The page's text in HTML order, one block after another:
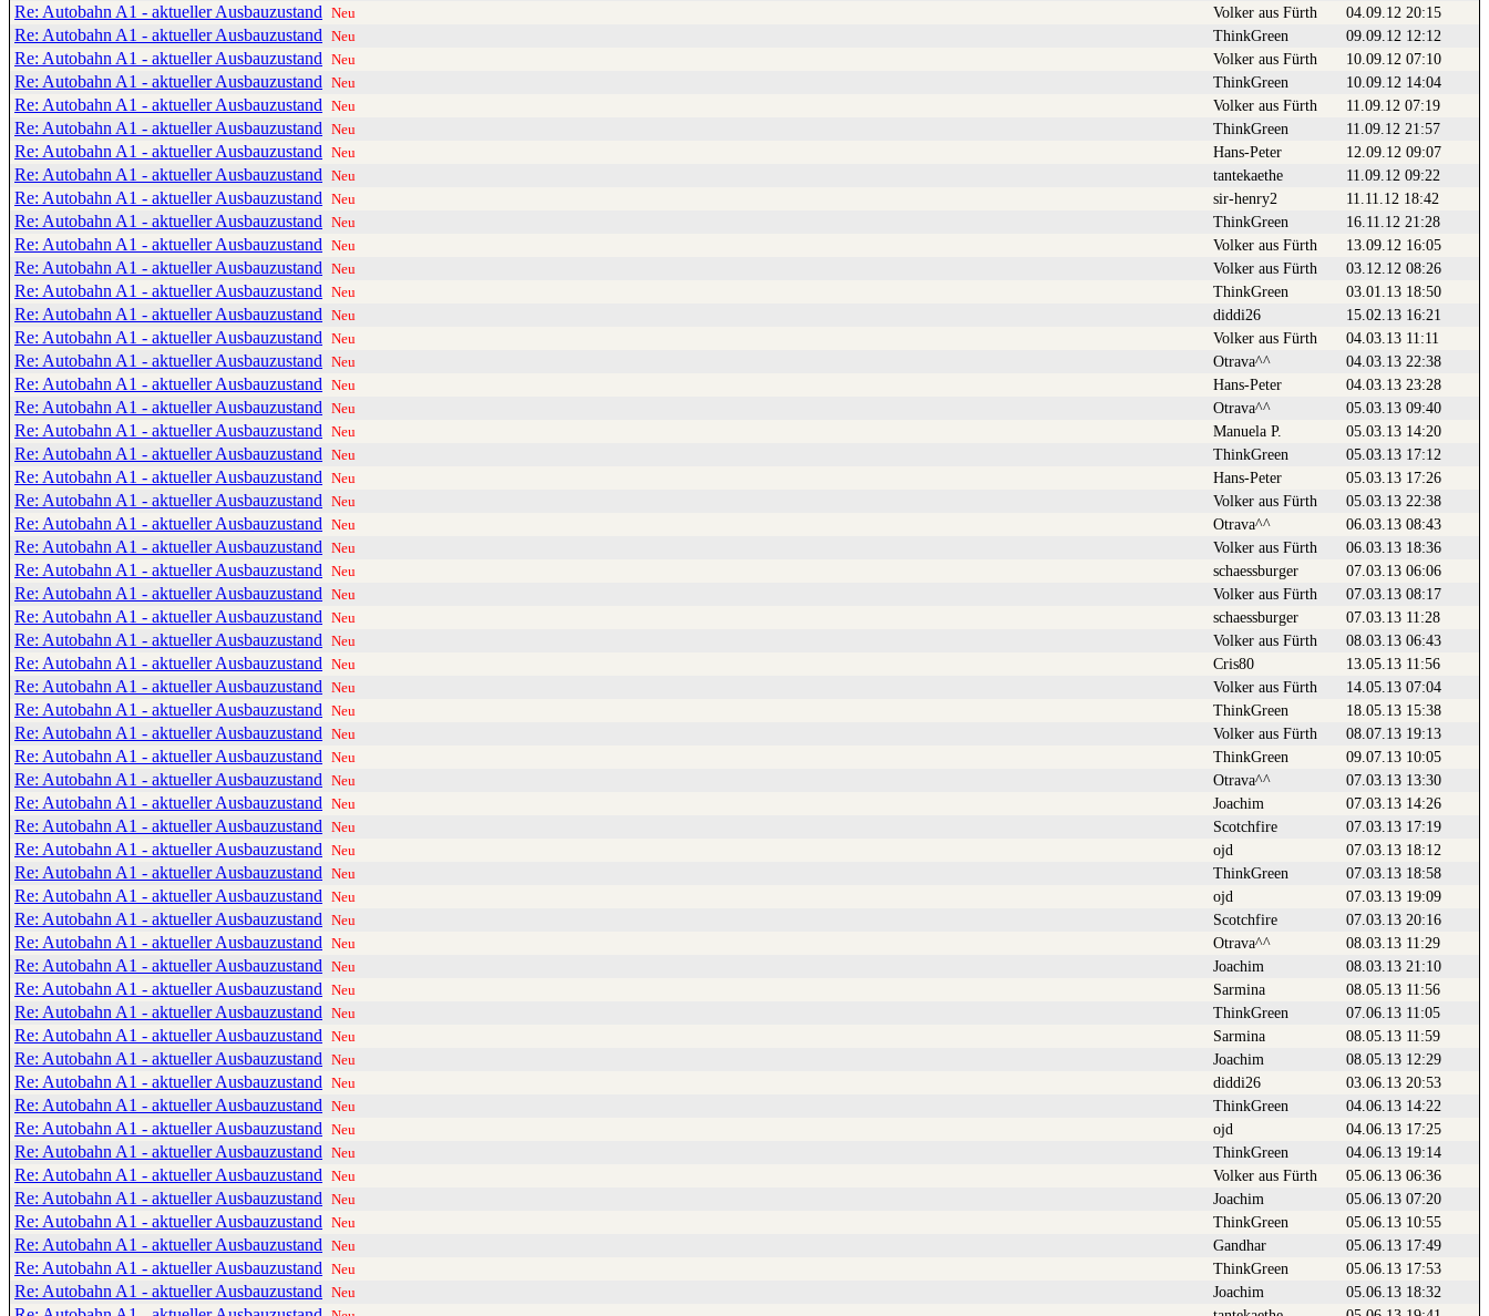
Re: Autobahn A1 - aktueller Ausbauzustand Neu Volker aus Fürth 04.09.12 20:15
Re: Autobahn A1 - aktueller Ausbauzustand Neu ThinkGreen 09.09.12 12:12
Re: Autobahn A1 - aktueller Ausbauzustand Neu Volker aus Fürth 10.09.12 07:10
Re: Autobahn A1 - aktueller Ausbauzustand Neu ThinkGreen 10.09.12 14:04
Re: Autobahn A1 - aktueller Ausbauzustand Neu Volker aus Fürth 11.09.12 07:19
Re: Autobahn A1 - aktueller Ausbauzustand Neu ThinkGreen 11.09.12 21:57
Re: Autobahn A1 - aktueller Ausbauzustand Neu Hans-Peter 12.09.12 09:07
Re: Autobahn A1 - aktueller Ausbauzustand Neu tantekaethe 11.09.12 09:22
Re: Autobahn A1 - aktueller Ausbauzustand Neu sir-henry2 11.11.12 18:42
Re: Autobahn A1 - aktueller Ausbauzustand Neu ThinkGreen 16.11.12 21:28
Re: Autobahn A1 - aktueller Ausbauzustand Neu Volker aus Fürth 13.09.12 16:05
Re: Autobahn A1 - aktueller Ausbauzustand Neu Volker aus Fürth 03.12.12 08:26
Re: Autobahn A1 - aktueller Ausbauzustand Neu ThinkGreen 03.01.13 18:50
Re: Autobahn A1 - aktueller Ausbauzustand Neu diddi26 15.02.13 16:21
Re: Autobahn A1 - aktueller Ausbauzustand Neu Volker aus Fürth 04.03.13 11:11
Re: Autobahn A1 - aktueller Ausbauzustand Neu Otrava^^ 04.03.13 22:38
Re: Autobahn A1 - aktueller Ausbauzustand Neu Hans-Peter 04.03.13 23:28
Re: Autobahn A1 - aktueller Ausbauzustand Neu Otrava^^ 05.03.13 09:40
Re: Autobahn A1 - aktueller Ausbauzustand Neu Manuela P. 05.03.13 14:20
Re: Autobahn A1 - aktueller Ausbauzustand Neu ThinkGreen 05.03.13 17:12
Re: Autobahn A1 - aktueller Ausbauzustand Neu Hans-Peter 05.03.13 17:26
Re: Autobahn A1 - aktueller Ausbauzustand Neu Volker aus Fürth 05.03.13 22:38
Re: Autobahn A1 - aktueller Ausbauzustand Neu Otrava^^ 06.03.13 08:43
Re: Autobahn A1 - aktueller Ausbauzustand Neu Volker aus Fürth 06.03.13 18:36
Re: Autobahn A1 - aktueller Ausbauzustand Neu schaessburger 07.03.13 06:06
Re: Autobahn A1 - aktueller Ausbauzustand Neu Volker aus Fürth 07.03.13 08:17
Re: Autobahn A1 - aktueller Ausbauzustand Neu schaessburger 07.03.13 11:28
Re: Autobahn A1 - aktueller Ausbauzustand Neu Volker aus Fürth 08.03.13 06:43
Re: Autobahn A1 - aktueller Ausbauzustand Neu Cris80 13.05.13 11:56
Re: Autobahn A1 - aktueller Ausbauzustand Neu Volker aus Fürth 14.05.13 07:04
Re: Autobahn A1 - aktueller Ausbauzustand Neu ThinkGreen 18.05.13 15:38
Re: Autobahn A1 - aktueller Ausbauzustand Neu Volker aus Fürth 08.07.13 19:13
Re: Autobahn A1 - aktueller Ausbauzustand Neu ThinkGreen 09.07.13 10:05
Re: Autobahn A1 - aktueller Ausbauzustand Neu Otrava^^ 07.03.13 13:30
Re: Autobahn A1 - aktueller Ausbauzustand Neu Joachim 07.03.13 14:26
Re: Autobahn A1 - aktueller Ausbauzustand Neu Scotchfire 07.03.13 17:19
Re: Autobahn A1 - aktueller Ausbauzustand Neu ojd 07.03.13 18:12
Re: Autobahn A1 - aktueller Ausbauzustand Neu ThinkGreen 07.03.13 18:58
Re: Autobahn A1 - aktueller Ausbauzustand Neu ojd 07.03.13 19:09
Re: Autobahn A1 - aktueller Ausbauzustand Neu Scotchfire 07.03.13 20:16
Re: Autobahn A1 - aktueller Ausbauzustand Neu Otrava^^ 08.03.13 11:29
Re: Autobahn A1 - aktueller Ausbauzustand Neu Joachim 08.03.13 21:10
Re: Autobahn A1 - aktueller Ausbauzustand Neu Sarmina 08.05.13 11:56
Re: Autobahn A1 - aktueller Ausbauzustand Neu ThinkGreen 07.06.13 11:05
Re: Autobahn A1 - aktueller Ausbauzustand Neu Sarmina 08.05.13 11:59
Re: Autobahn A1 - aktueller Ausbauzustand Neu Joachim 08.05.13 12:29
Re: Autobahn A1 - aktueller Ausbauzustand Neu diddi26 03.06.13 20:53
Re: Autobahn A1 - aktueller Ausbauzustand Neu ThinkGreen 04.06.13 14:22
Re: Autobahn A1 - aktueller Ausbauzustand Neu ojd 04.06.13 17:25
Re: Autobahn A1 - aktueller Ausbauzustand Neu ThinkGreen 04.06.13 19:14
Re: Autobahn A1 - aktueller Ausbauzustand Neu Volker aus Fürth 05.06.13 06:36
Re: Autobahn A1 - aktueller Ausbauzustand Neu Joachim 05.06.13 07:20
Re: Autobahn A1 - aktueller Ausbauzustand Neu ThinkGreen 05.06.13 10:55
Re: Autobahn A1 - aktueller Ausbauzustand Neu Gandhar 05.06.13 17:49
Re: Autobahn A1 - aktueller Ausbauzustand Neu ThinkGreen 05.06.13 17:53
Re: Autobahn A1 - aktueller Ausbauzustand Neu Joachim 05.06.13 18:32